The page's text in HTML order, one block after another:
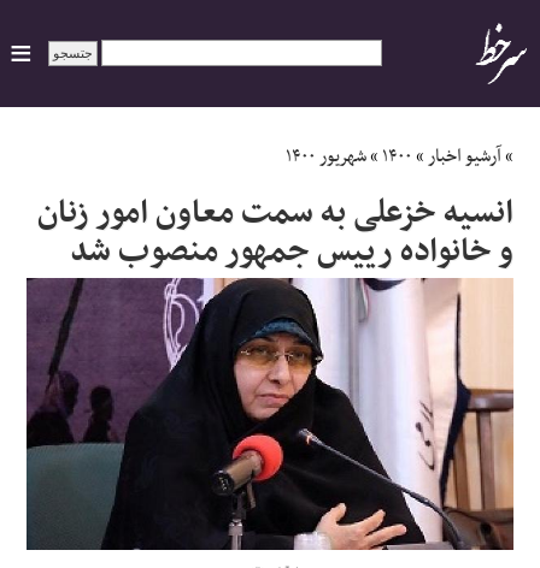
ایران
سیاسی
اقتصاد
جهان
اجتماعی
حوادث
»آرشیو اخبار»۱۴۰۰»شهریور ۱۴۰۰
انسیه خزعلی به سمت معاون امور زنان
و خانواده رییس جمهور منصوب شد